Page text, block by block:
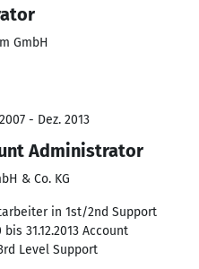
GmbH
- Dez. 2013
Administrator
& Co. KG
in 1st/2nd Support
31.12.2013 Account
Level Support